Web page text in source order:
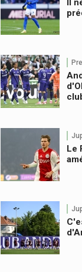
Il
Le